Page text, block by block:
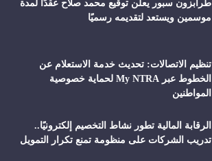
طرابزون سبور يعلن توقيع محمد صلاح عقدًا لمدة
موسمين ويستعد لتقديمه رسميًا
تنظيم الاتصالات: تحديث خدمة الاستعلام عن
الخطوط عبر My NTRA لحماية خصوصية
المواطنين
الرقابة المالية تطور نشاط التخصيم إلكترونيًا..
تدريب الشركات على منظومة تمنع تكرار التمويل